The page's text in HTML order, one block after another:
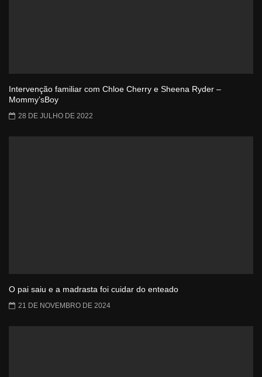
Intervenção familiar com Chloe Cherry e Sheena Ryder –
Mommy’sBoy
28 DE JULHO DE 2022
O pai saiu e a madrasta foi cuidar do enteado
21 DE NOVEMBRO DE 2024